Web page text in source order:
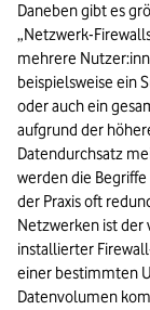
Daneben gibt es
„Netzwerk-
mehrere
beispielsweise ein
oder auch ein
aufgrund der
Datendurchsatz
werden die
der Praxis oft
Netzwerken ist
installierter
einer bestimmten
Datenvolumen